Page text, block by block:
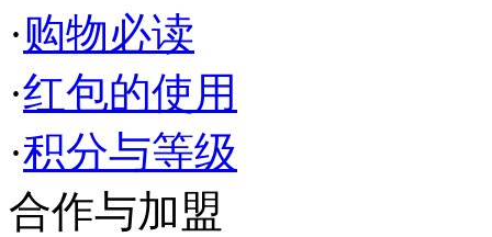
·购物必读
·红包的使用
·积分与等级
合作与加盟